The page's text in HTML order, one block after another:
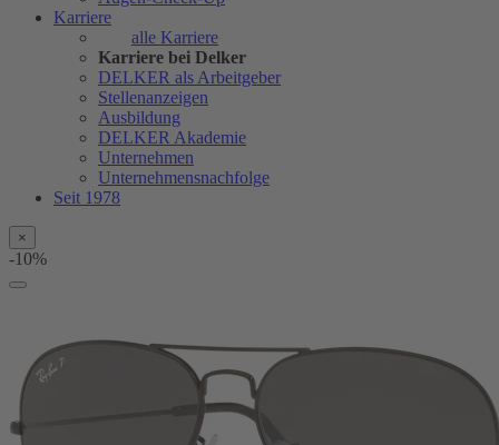
Karriere
alle Karriere
Karriere bei Delker
DELKER als Arbeitgeber
Stellenanzeigen
Ausbildung
DELKER Akademie
Unternehmen
Unternehmensnachfolge
Seit 1978
×
-10%